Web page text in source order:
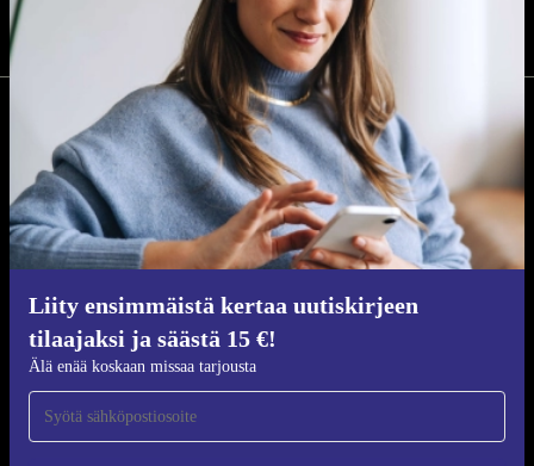
Liity ensimmäistä kertaa uutiskirjeen
tilaajaksi ja säästä 15 €!
Älä enää koskaan missaa tarjousta
SEURAA MEITÄ
YRITYS
Miksi refurbed
Kunnostusprosessi
Kestävyys
Laatu
Tietoa meistä